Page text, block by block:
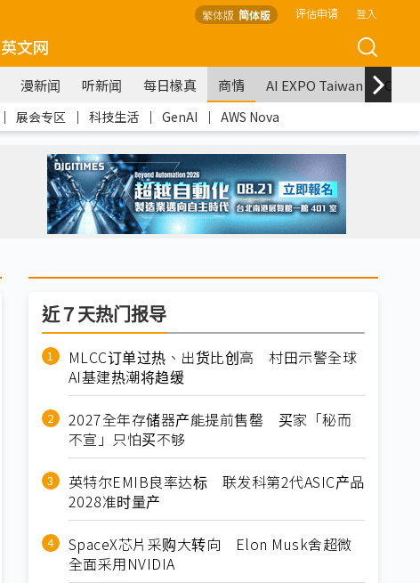
繁体版 简体版 评估申请 登入
英文网
漫新闻 听新闻 每日椽真 商情 AI EXPO Taiwan
｜ 展会专区 ｜ 科技生活 ｜ GenAI ｜ AWS Nova
近７天热门报导
MLCC订单过热、出货比创高 村田示警全球
AI基建热潮将趋缓
2027全年存储器产能提前售罄 买家「秘而
不宣」只怕买不够
英特尔EMIB良率达标 联发科第2代ASIC产品
2028准时量产
SpaceX芯片采购大转向 Elon Musk舍超微
全面采用NVIDIA